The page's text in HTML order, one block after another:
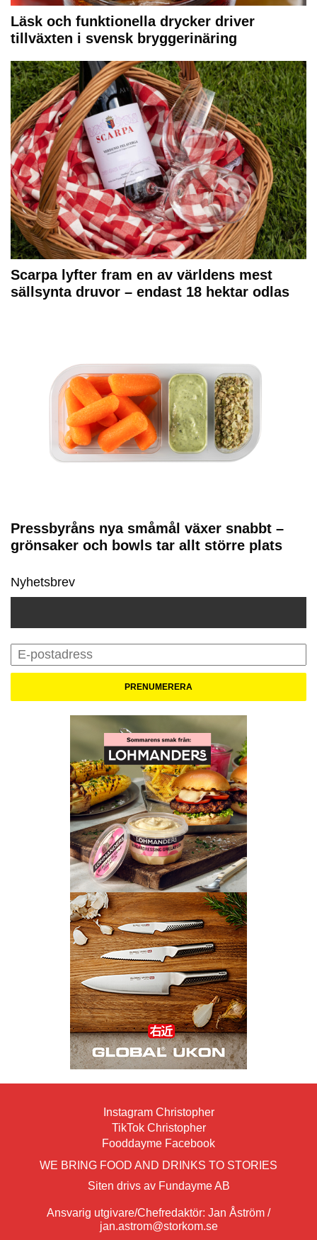
Läsk och funktionella drycker driver
tillväxten i svensk bryggerinäring
Scarpa lyfter fram en av världens mest
sällsynta druvor – endast 18 hektar odlas
Pressbyråns nya småmål växer snabbt –
grönsaker och bowls tar allt större plats
Nyhetsbrev
Instagram Christopher
TikTok Christopher
Fooddayme Facebook
WE BRING FOOD AND DRINKS TO STORIES
Siten drivs av Fundayme AB
Ansvarig utgivare/Chefredaktör: Jan Åström /
jan.astrom@storkom.se